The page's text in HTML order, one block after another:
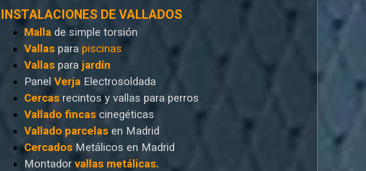
INSTALACIONES DE VALLADOS
Malla de simple torsión
Vallas para piscinas
Vallas para jardín
Panel Verja Electrosoldada
Cercas recintos y vallas para perros
Vallado fincas cinegéticas
Vallado parcelas en Madrid
Cercados Metálicos en Madrid
Montador vallas metálicas.